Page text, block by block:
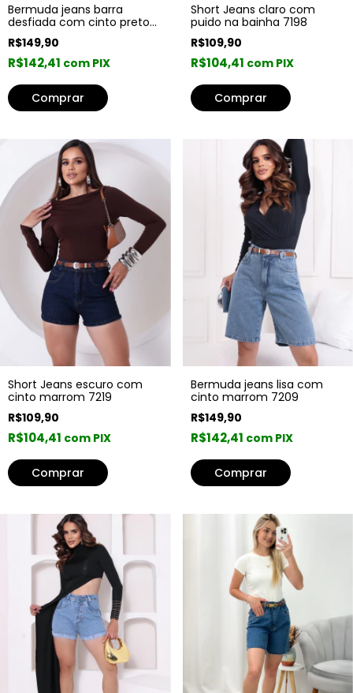
Bermuda jeans barra
desfiada com cinto preto
7210
R$149,90
R$142,41 com PIX
Comprar
Short Jeans claro com
puido na bainha 7198
R$109,90
R$104,41 com PIX
Comprar
Short Jeans escuro com
cinto marrom 7219
R$109,90
R$104,41 com PIX
Comprar
Bermuda jeans lisa com
cinto marrom 7209
R$149,90
R$142,41 com PIX
Comprar